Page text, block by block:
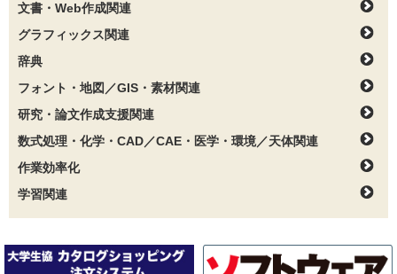
文書・Web作成関連
グラフィックス関連
辞典
フォント・地図／GIS・素材関連
研究・論文作成支援関連
数式処理・化学・CAD／CAE・医学・環境／天体関連
作業効率化
学習関連